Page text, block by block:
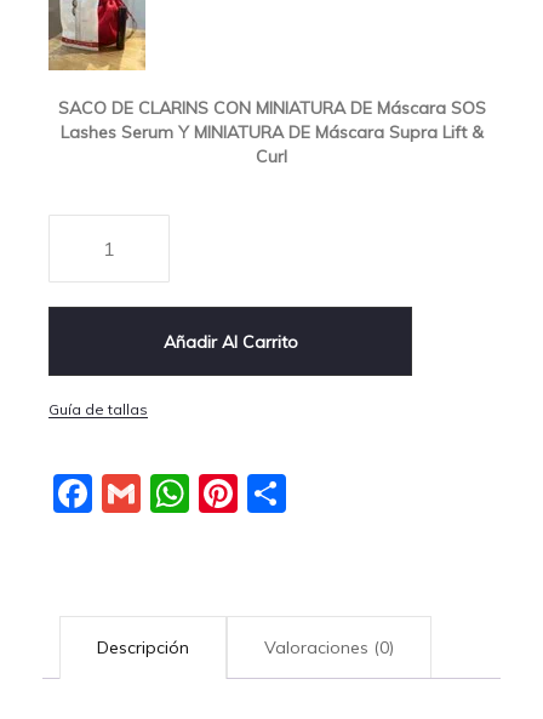
SACO DE CLARINS CON MINIATURA DE Máscara SOS
Lashes Serum Y MINIATURA DE Máscara Supra Lift &
Curl
Añadir Al Carrito
Guía de tallas
Facebook
GmailWhatsApp
Pinterest
Descripción Valoraciones (0)